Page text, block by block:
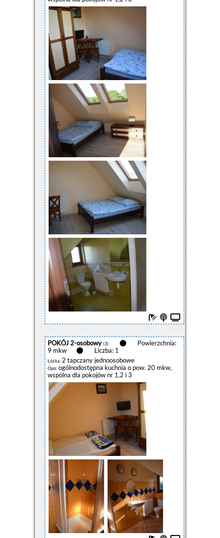
POKÓJ 2-osobowy (3)
Powierzchnia:
9 mkw
Liczba: 1
Łóżka:2 tapczany jednoosobowe
Opis:ogólnodostępna kuchnia o pow. 20 mkw,
wspólna dla pokojów nr 1,2 i 3